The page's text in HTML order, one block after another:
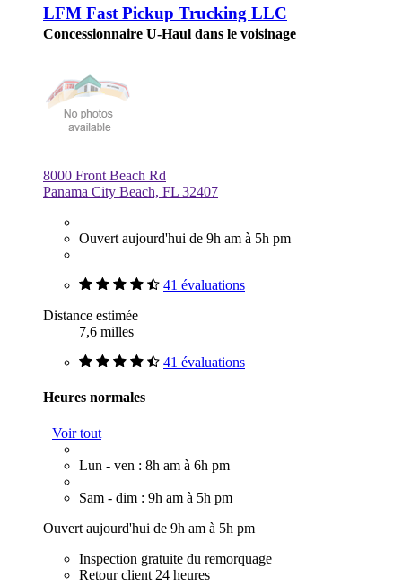
LFM Fast Pickup Trucking LLC
Concessionnaire U-Haul dans le voisinage
8000 Front Beach Rd
Panama City Beach, FL 32407
Ouvert aujourd'hui de 9h am à 5h pm
41 évaluations
Distance estimée
7,6 milles
41 évaluations
Heures normales
Voir tout
Lun - ven : 8h am à 6h pm
Sam - dim : 9h am à 5h pm
Ouvert aujourd'hui de 9h am à 5h pm
Inspection gratuite du remorquage
Retour client 24 heures